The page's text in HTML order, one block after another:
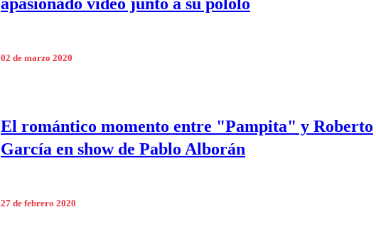
apasionado video junto a su pololo
02 de marzo 2020
El romántico momento entre "Pampita" y Roberto
García en show de Pablo Alborán
27 de febrero 2020